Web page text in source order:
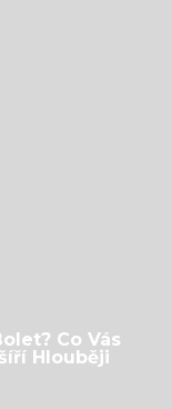
Co Vás
Hlouběji